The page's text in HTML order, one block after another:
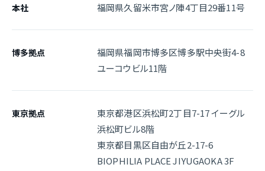
本社 福岡県久留米市宮ノ陣4丁目29番11号
博多拠点
福岡県福岡市博多区博多駅中央街4-8
ユーコウビル11階
東京拠点
東京都港区浜松町2丁目7-17 イーグル
浜松町ビル8階
東京都目黒区自由が丘2-17-6
BIOPHILIA PLACE JIYUGAOKA 3F